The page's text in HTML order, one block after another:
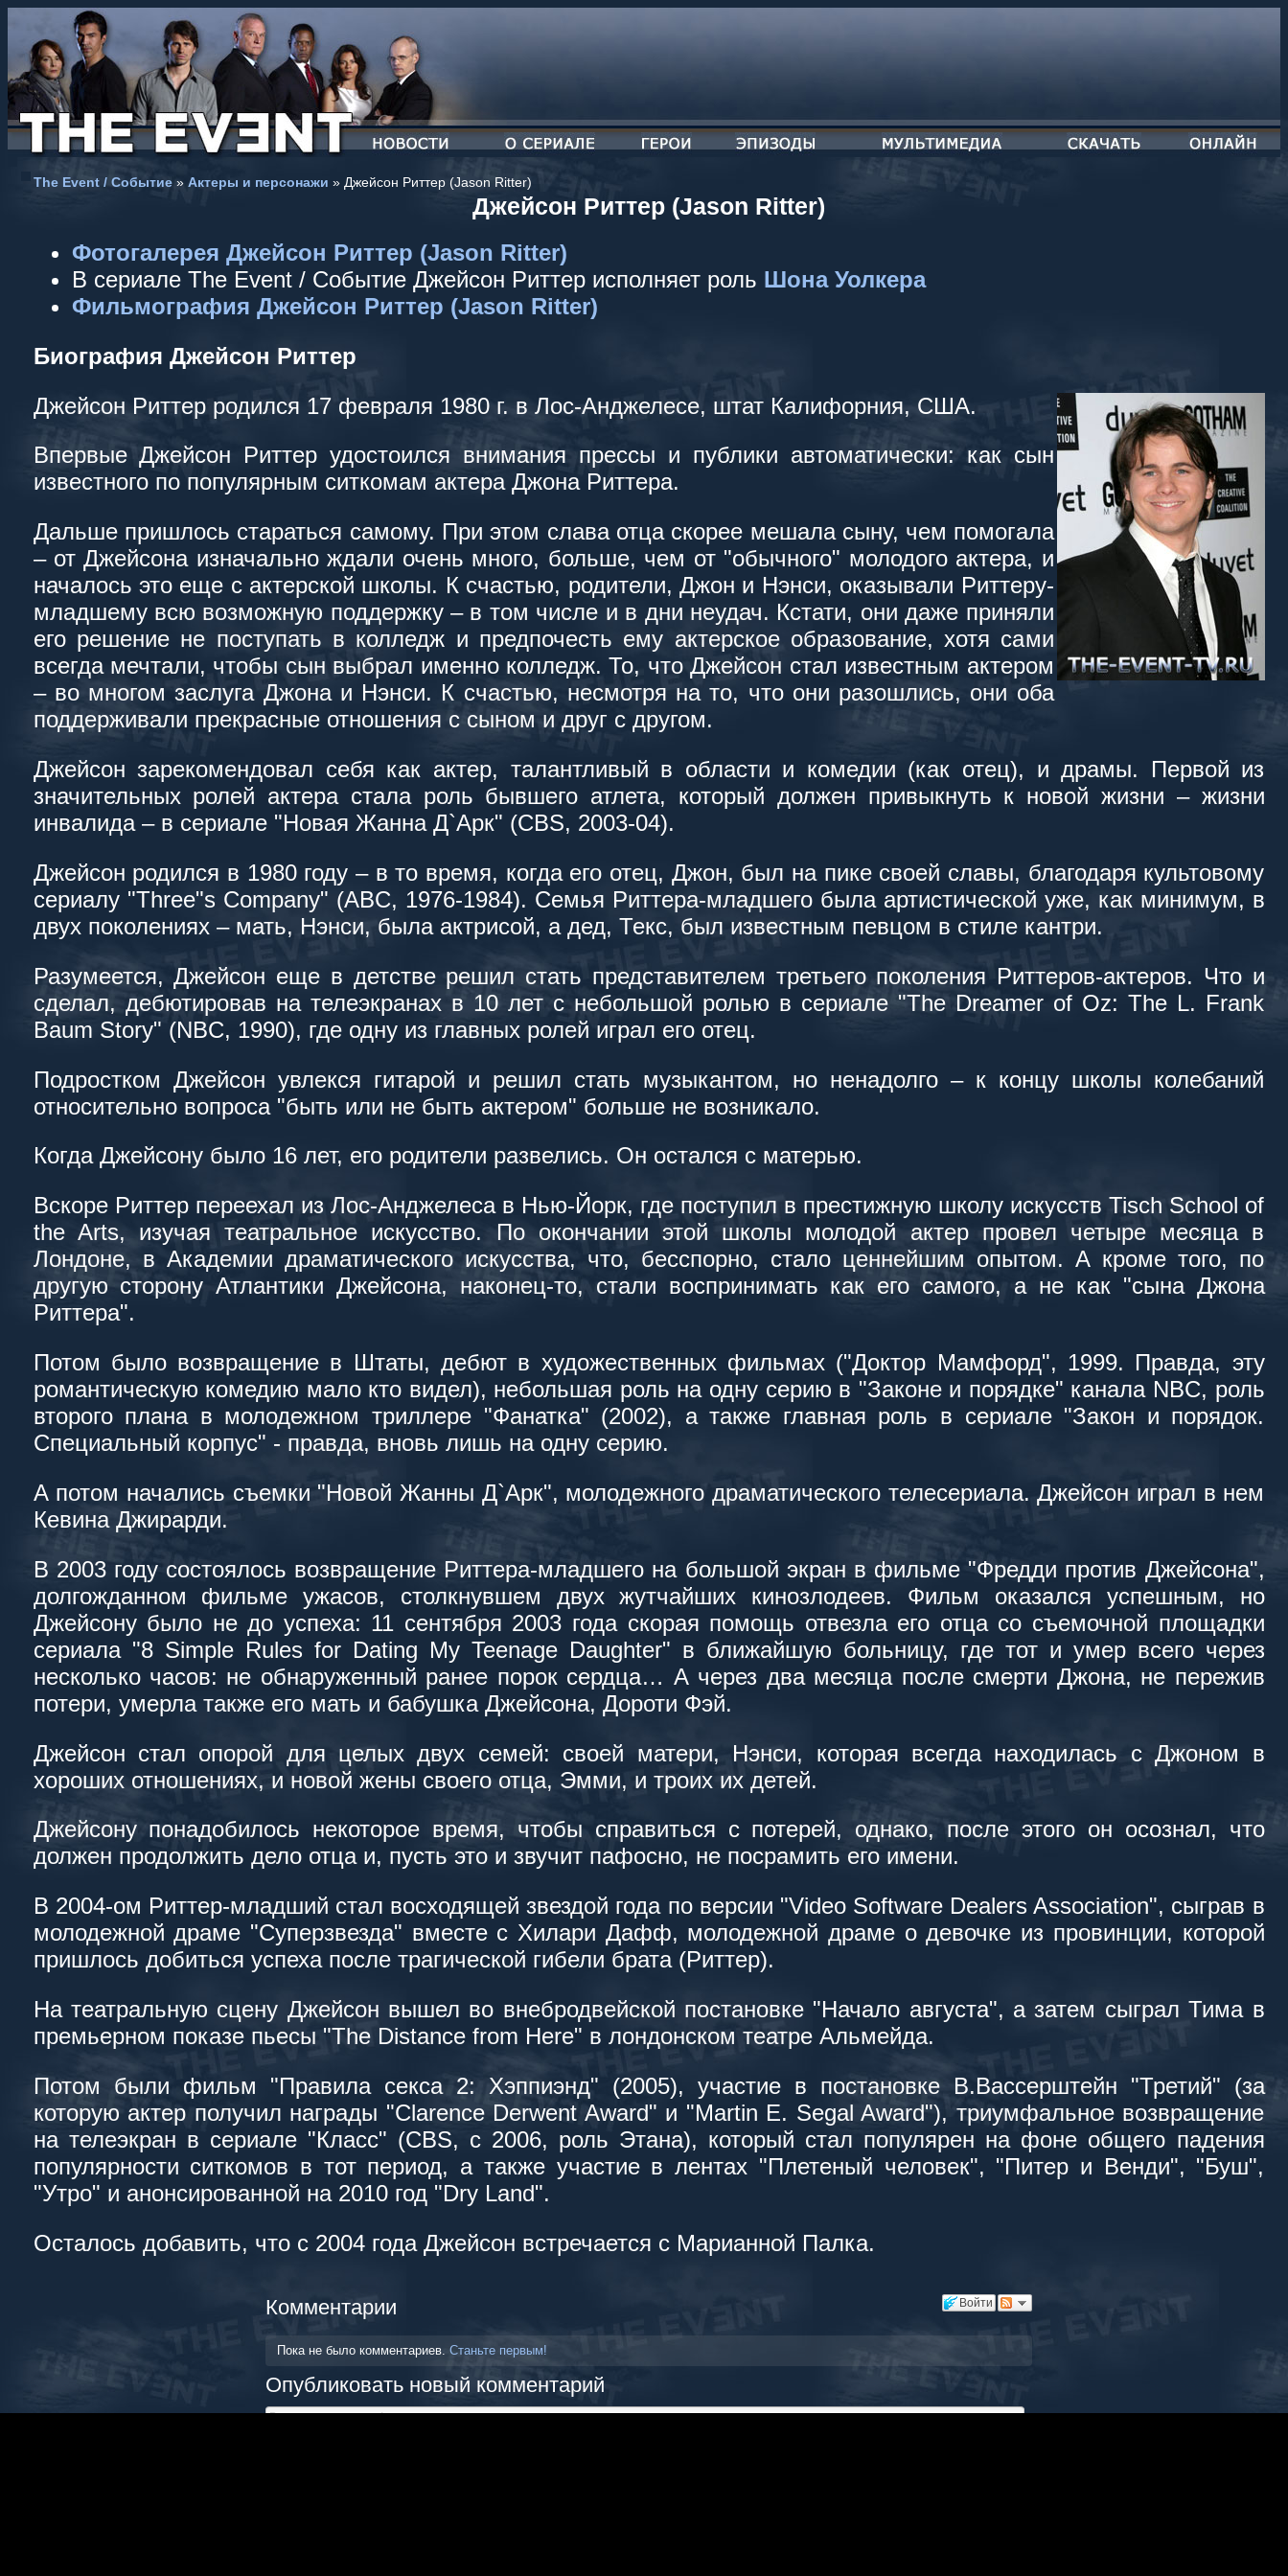
The Event / Событие» Актеры и персонажи » Джейсон Риттер (Jason Ritter)
Джейсон Риттер (Jason Ritter)
Фотогалерея Джейсон Риттер (Jason Ritter)
В сериале The Event / Событие Джейсон Риттер исполняет роль Шона Уолкера
Фильмография Джейсон Риттер (Jason Ritter)
Биография Джейсон Риттер
Джейсон Риттер родился 17 февраля 1980 г. в Лос-Анджелесе, штат Калифорния, США.
Впервые Джейсон Риттер удостоился внимания прессы и публики автоматически: как сын
известного по популярным ситкомам актера Джона Риттера.
Дальше пришлось стараться самому. При этом слава отца скорее мешала сыну, чем помогала
– от Джейсона изначально ждали очень много, больше, чем от "обычного" молодого актера, и
началось это еще с актерской школы. К счастью, родители, Джон и Нэнси, оказывали Риттеру-
младшему всю возможную поддержку – в том числе и в дни неудач. Кстати, они даже приняли
его решение не поступать в колледж и предпочесть ему актерское образование, хотя сами
всегда мечтали, чтобы сын выбрал именно колледж. То, что Джейсон стал известным актером
– во многом заслуга Джона и Нэнси. К счастью, несмотря на то, что они разошлись, они оба
поддерживали прекрасные отношения с сыном и друг с другом.
Джейсон зарекомендовал себя как актер, талантливый в области и комедии (как отец), и драмы. Первой из
значительных ролей актера стала роль бывшего атлета, который должен привыкнуть к новой жизни – жизни
инвалида – в сериале "Новая Жанна Д`Арк" (CBS, 2003-04).
Джейсон родился в 1980 году – в то время, когда его отец, Джон, был на пике своей славы, благодаря культовому
сериалу "Three"s Company" (ABC, 1976-1984). Семья Риттера-младшего была артистической уже, как минимум, в
двух поколениях – мать, Нэнси, была актрисой, а дед, Текс, был известным певцом в стиле кантри.
Разумеется, Джейсон еще в детстве решил стать представителем третьего поколения Риттеров-актеров. Что и
сделал, дебютировав на телеэкранах в 10 лет с небольшой ролью в сериале "The Dreamer of Oz: The L. Frank
Baum Story" (NBC, 1990), где одну из главных ролей играл его отец.
Подростком Джейсон увлекся гитарой и решил стать музыкантом, но ненадолго – к концу школы колебаний
относительно вопроса "быть или не быть актером" больше не возникало.
Когда Джейсону было 16 лет, его родители развелись. Он остался с матерью.
Вскоре Риттер переехал из Лос-Анджелеса в Нью-Йорк, где поступил в престижную школу искусств Tisch School of
the Arts, изучая театральное искусство. По окончании этой школы молодой актер провел четыре месяца в
Лондоне, в Академии драматического искусства, что, бесспорно, стало ценнейшим опытом. А кроме того, по
другую сторону Атлантики Джейсона, наконец-то, стали воспринимать как его самого, а не как "сына Джона
Риттера".
Потом было возвращение в Штаты, дебют в художественных фильмах ("Доктор Мамфорд", 1999. Правда, эту
романтическую комедию мало кто видел), небольшая роль на одну серию в "Законе и порядке" канала NBC, роль
второго плана в молодежном триллере "Фанатка" (2002), а также главная роль в сериале "Закон и порядок.
Специальный корпус" - правда, вновь лишь на одну серию.
А потом начались съемки "Новой Жанны Д`Арк", молодежного драматического телесериала. Джейсон играл в нем
Кевина Джирарди.
В 2003 году состоялось возвращение Риттера-младшего на большой экран в фильме "Фредди против Джейсона",
долгожданном фильме ужасов, столкнувшем двух жутчайших кинозлодеев. Фильм оказался успешным, но
Джейсону было не до успеха: 11 сентября 2003 года скорая помощь отвезла его отца со съемочной площадки
сериала "8 Simple Rules for Dating My Teenage Daughter" в ближайшую больницу, где тот и умер всего через
несколько часов: не обнаруженный ранее порок сердца… А через два месяца после смерти Джона, не пережив
потери, умерла также его мать и бабушка Джейсона, Дороти Фэй.
Джейсон стал опорой для целых двух семей: своей матери, Нэнси, которая всегда находилась с Джоном в
хороших отношениях, и новой жены своего отца, Эмми, и троих их детей.
Джейсону понадобилось некоторое время, чтобы справиться с потерей, однако, после этого он осознал, что
должен продолжить дело отца и, пусть это и звучит пафосно, не посрамить его имени.
В 2004-ом Риттер-младший стал восходящей звездой года по версии "Video Software Dealers Association", сыграв в
молодежной драме "Суперзвезда" вместе с Хилари Дафф, молодежной драме о девочке из провинции, которой
пришлось добиться успеха после трагической гибели брата (Риттер).
На театральную сцену Джейсон вышел во внебродвейской постановке "Начало августа", а затем сыграл Тима в
премьерном показе пьесы "The Distance from Here" в лондонском театре Альмейда.
Потом были фильм "Правила секса 2: Хэппиэнд" (2005), участие в постановке В.Вассерштейн "Третий" (за
которую актер получил награды "Clarence Derwent Award" и "Martin E. Segal Award"), триумфальное возвращение
на телеэкран в сериале "Класс" (CBS, с 2006, роль Этана), который стал популярен на фоне общего падения
популярности ситкомов в тот период, а также участие в лентах "Плетеный человек", "Питер и Венди", "Буш",
"Утро" и анонсированной на 2010 год "Dry Land".
Осталось добавить, что с 2004 года Джейсон встречается с Марианной Палка.
Войти
Комментарии
Пока не было комментариев. Станьте первым!
Опубликовать новый комментарий